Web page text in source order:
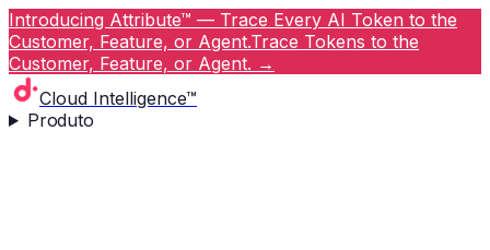
Introducing Attribute™ — Trace Every AI Token to the
Customer, Feature, or Agent.Trace Tokens to the
Customer, Feature, or Agent. →
Cloud Intelligence™
Produto